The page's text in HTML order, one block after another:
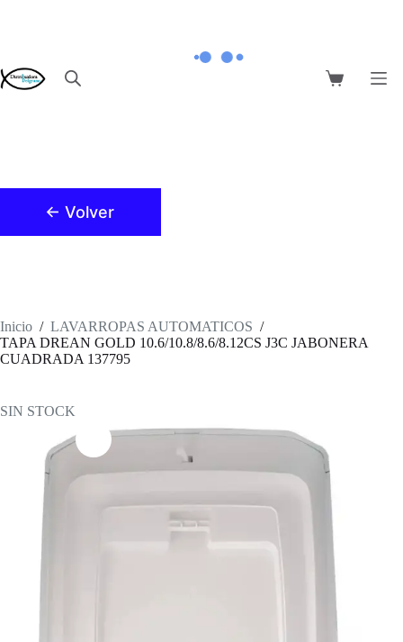
Carro
← Volver
Inicio / LAVARROPAS AUTOMATICOS /
TAPA DREAN GOLD 10.6/10.8/8.6/8.12CS J3C JABONERA
CUADRADA 137795
SIN STOCK